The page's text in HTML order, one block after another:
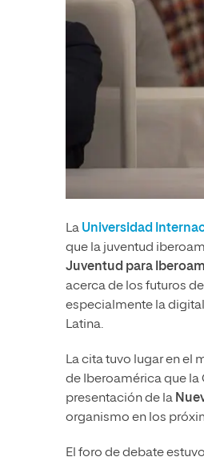
La Universidad
que la juventud
Juventud para
acerca de los futuros
especialmente la
Latina.
La cita tuvo lugar en el
de Iberoamérica que la
presentación de la
organismo en los
El foro de debate